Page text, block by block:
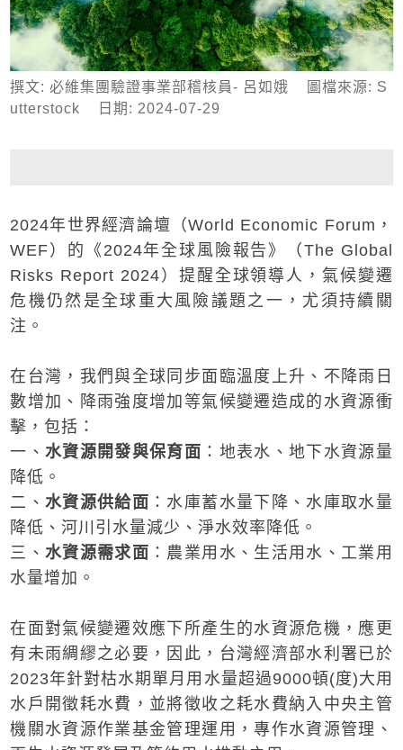
今周刊
加入Line社群
與我們聯繫
撰文: 必維集團驗證事業部稽核員- 呂如娥 圖檔來源: S
utterstock
日期: 2024-07-29
2024年世界經濟論壇（World Economic Forum，
WEF）的《2024年全球風險報告》（The Global
Risks Report 2024）提醒全球領導人，氣候變遷
危機仍然是全球重大風險議題之一，尤須持續關
注。
在台灣，我們與全球同步面臨溫度上升、不降雨日
數增加、降雨強度增加等氣候變遷造成的水資源衝
擊，包括：
一、 水資源開發與保育面 ：地表水、地下水資源量
降低。
二、 水資源供給面 ：水庫蓄水量下降、水庫取水量
降低、河川引水量減少、淨水效率降低。
三、 水資源需求面 ：農業用水、生活用水、工業用
水量增加。
在面對氣候變遷效應下所產生的水資源危機，應更
有未雨綢繆之必要，因此，台灣經濟部水利署已於
2023年針對枯水期單月用水量超過9000頓(度)大用
水戶開徵耗水費，並將徵收之耗水費納入中央主管
機關水資源作業基金管理運用，專作水資源管理、